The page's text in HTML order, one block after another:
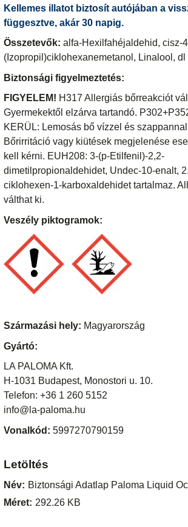
Kellemes illatot biztosít autójában a
függesztve, akár 30 napig.
Összetevők: alfa-Hexilfahéjaldehid, cisz-
(Izopropil)ciklohexanemetanol, Linalool,
Biztonsági figyelmeztetés:
FIGYELEM! H317 Allergiás bőrreakciót
Gyermekektől elzárva tartandó.
KERÜL: Lemosás bő vízzel és
Bőrirritáció vagy kiütések megjelenése
kell kérni. EUH208: 3-(p-Etilfenil)-2,2-
dimetilpropionaldehidet, Undec-10-enalt,
ciklohexen-1-karboxaldehidet tartalmaz.
válthat ki.
Veszély piktogramok:
Származási hely: Magyarország
Gyártó:
LA PALOMA Kft.
H-1031 Budapest, Monostori u. 10.
Telefon: +36 1 260 5152
info@la-paloma.hu
Vonalkód: 5997270790159
Letöltés
Név: Biztonsági Adatlap Paloma Liquid
Méret: 292.26 KB